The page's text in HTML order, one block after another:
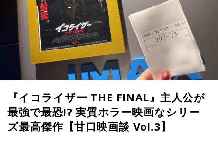
『イコライザー THE FINAL』主人公が
最強で最恐!? 実質ホラー映画なシリー
ズ最高傑作【甘口映画談 Vol.3】